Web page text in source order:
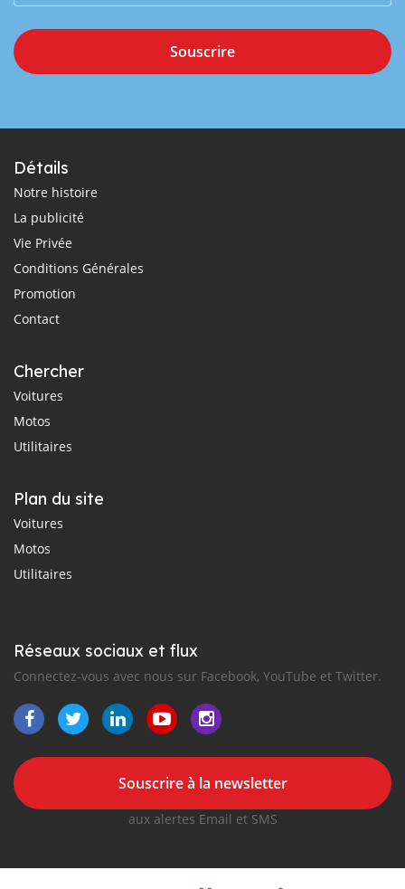
Souscrire
Détails
Notre histoire
La publicité
Vie Privée
Conditions Générales
Promotion
Contact
Chercher
Voitures
Motos
Utilitaires
Plan du site
Voitures
Motos
Utilitaires
Réseaux sociaux et flux
Connectez-vous avec nous sur Facebook, YouTube et Twitter.
Souscrire à la newsletter
aux alertes Email et SMS